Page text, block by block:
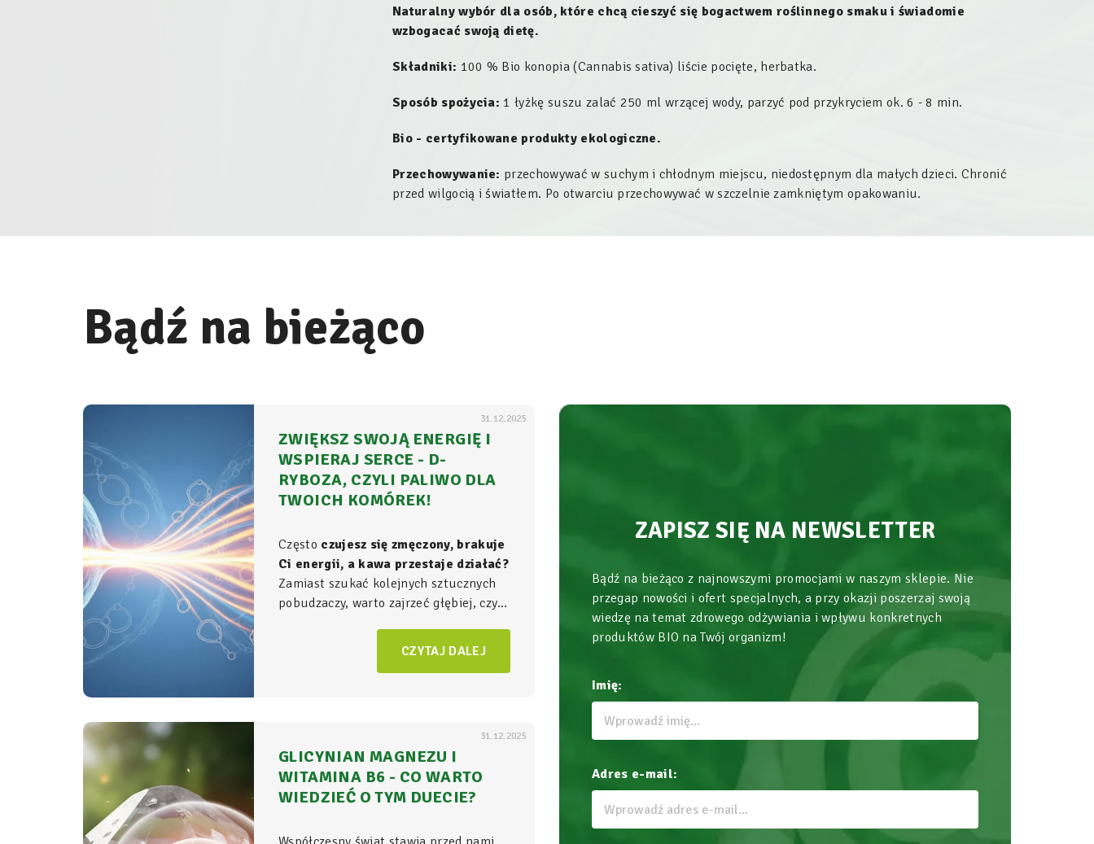
Naturalny wybór dla osób, które chcą cieszyć się bogactwem roślinnego smaku i świadomie
wzbogacać swoją dietę.
Składniki: 100 % Bio konopia (Cannabis sativa) liście pocięte, herbatka.
Sposób spożycia: 1 łyżkę suszu zalać 250 ml wrzącej wody, parzyć pod przykryciem ok. 6 - 8 min.
Bio - certyfikowane produkty ekologiczne.
Przechowywanie: przechowywać w suchym i chłodnym miejscu, niedostępnym dla małych dzieci. Chronić
przed wilgocią i światłem. Po otwarciu przechowywać w szczelnie zamkniętym opakowaniu.
Bądź na bieżąco
31.12.2025
ZWIĘKSZ SWOJĄ ENERGIĘ I
WSPIERAJ SERCE - D-
RYBOZA, CZYLI PALIWO DLA
TWOICH KOMÓREK!
Często czujesz się zmęczony, brakuje
Ci energii, a kawa przestaje działać?
Zamiast szukać kolejnych sztucznych
pobudzaczy, warto zajrzeć głębiej, czyli
organizmie - tam, gdzie na poziomie
CZYTAJ DALEJ
31.12.2025
GLICYNIAN MAGNEZU I
WITAMINA B6 - CO WARTO
WIEDZIEĆ O TYM DUECIE?
ZAPISZ SIĘ NA NEWSLETTER
Bądź na bieżąco z najnowszymi promocjami w naszym sklepie. Nie
przegap nowości i ofert specjalnych, a przy okazji poszerzaj swoją
wiedzę na temat zdrowego odżywiania i wpływu konkretnych
produktów BIO na Twój organizm!
Imię:
Adres e-mail: